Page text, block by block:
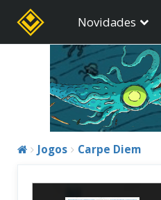
Novidades
Jogos Carpe Diem